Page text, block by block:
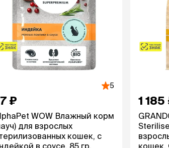
5
₽
WOW Влажный корм
для взрослых
кошек, с
в соусе, 85 гр.
1 185
кошек,